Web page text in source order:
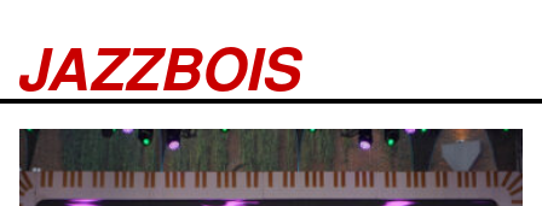
JAZZBOIS